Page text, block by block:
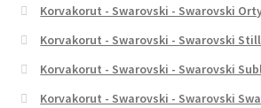
Korvakorut - Swarovski - Swarovski
Korvakorut - Swarovski - Swarovski
Korvakorut - Swarovski - Swarovski
Korvakorut - Swarovski - Swarovski